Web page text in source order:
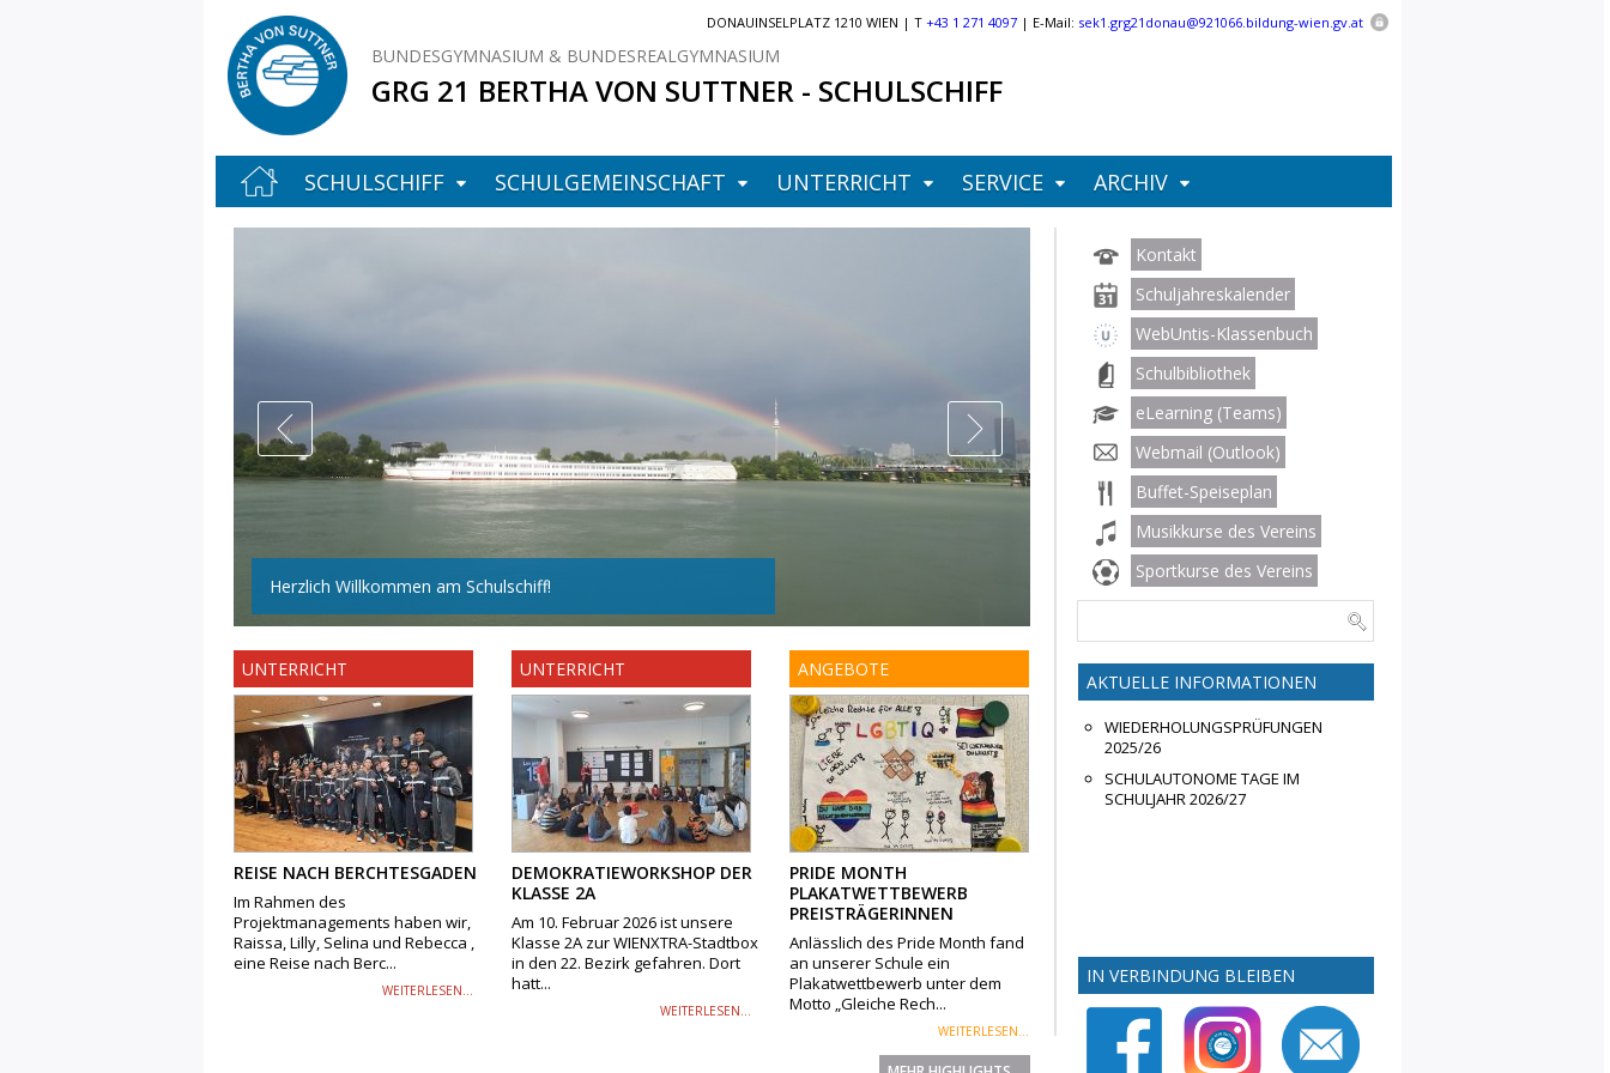
DONAUINSELPLATZ 1210 WIEN | T +43 1 271 4097| E-Mail: sek1.grg21donau@921066.bildung-wien.gv.at
BUNDESGYMNASIUM & BUNDESREALGYMNASIUM
GRG 21 BERTHA VON SUTTNER - SCHULSCHIFF
SCHULSCHIFF SCHULGEMEINSCHAFT UNTERRICHT SERVICE ARCHIV
Herzlich Willkommen am Schulschiff!
UNTERRICHT
REISE NACH BERCHTESGADEN
Im Rahmen des
Projektmanagements haben wir,
Raissa, Lilly, Selina und Rebecca ,
eine Reise nach Berc...
WEITERLESEN...
UNTERRICHT
DEMOKRATIEWORKSHOP DER
KLASSE 2A
Am 10. Februar 2026 ist unsere
Klasse 2A zur WIENXTRA-Stadtbox
in den 22. Bezirk gefahren. Dort
hatt...
WEITERLESEN...
ANGEBOTE
PRIDE MONTH
PLAKATWETTBEWERB
PREISTRÄGERINNEN
Anlässlich des Pride Month fand
an unserer Schule ein
Plakatwettbewerb unter dem
Motto „Gleiche Rech...
WEITERLESEN...
Kontakt
Schuljahreskalender
WebUntis-Klassenbuch
Schulbibliothek
eLearning (Teams)
Webmail (Outlook)
Buffet-Speiseplan
Musikkurse des Vereins
Sportkurse des Vereins
AKTUELLE INFORMATIONEN
WIEDERHOLUNGSPRÜFUNGEN
2025/26
SCHULAUTONOME TAGE IM
SCHULJAHR 2026/27
IN VERBINDUNG BLEIBEN